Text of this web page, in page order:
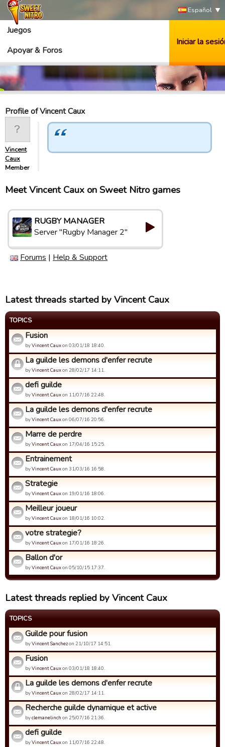
Español
Juegos
Apoyar & Foros
Iniciar la
Profile of Vincent Caux
Vincent
Caux
Member
Meet Vincent Caux on Sweet Nitro games
RUGBY MANAGER
Server "Rugby Manager 2"
Forums | Help & Support
Latest threads started by Vincent Caux
TOPICS
Fusion
byVincent Cauxon 03/01/18 18:40.
La guilde les demons d'enfer recrute
byVincent Cauxon 28/02/17 14:11.
defi guilde
byVincent Cauxon 11/07/16 22:48.
La guilde les demons d'enfer recrute
byVincent Cauxon 06/07/16 20:56.
Marre de perdre
byVincent Cauxon 17/04/16 15:25.
Entrainement
byVincent Cauxon 31/03/16 16:58.
Strategie
byVincent Cauxon 19/01/16 18:06.
Meilleur joueur
byVincent Cauxon 18/01/16 10:02.
votre strategie?
byVincent Cauxon 17/01/16 18:26.
Ballon d'or
byVincent Cauxon 05/10/15 17:37.
Latest threads replied by Vincent Caux
TOPICS
Guilde pour fusion
byVincent Sanchezon 21/10/17 14:51.
Fusion
byVincent Cauxon 03/01/18 18:40.
La guilde les demons d'enfer recrute
byVincent Cauxon 28/02/17 14:11.
Recherche guilde dynamique et active
byclemanelinch on 25/07/16 21:36.
defi guilde
byVincent Cauxon 11/07/16 22:48.